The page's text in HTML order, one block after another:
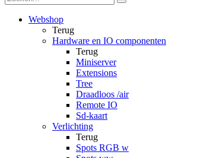
Webshop
Terug
Hardware en IO componenten
Terug
Miniserver
Extensions
Tree
Draadloos /air
Remote IO
Sd-kaart
Verlichting
Terug
Spots RGB w